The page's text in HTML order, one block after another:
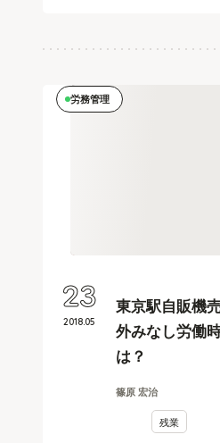
労務管理
東京駅自販機
外みなし労働
は？
篠原 宏治
残業
2018.05
23